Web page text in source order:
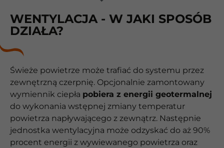
WENTYLACJA - W JAKI SPOSÓB
DZIAŁA?
Świeże powietrze może trafiać do systemu przez
zewnętrzną czerpnię. Opcjonalnie zamontowany
wymiennik ciepła pobiera z energii geotermalnej
do wykonania wstępnej zmiany temperatur
powietrza napływającego z zewnątrz. Następnie
jednostka wentylacyjna może odzyskać do aż 90%
procent energii z wywiewanego powietrza oraz